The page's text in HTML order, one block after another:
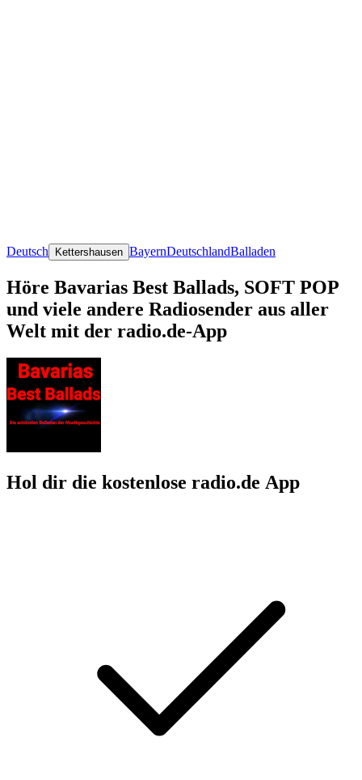
Deutsch Kettershausen BayernDeutschlandBalladen
Höre Bavarias Best Ballads, SOFT POP
und viele andere Radiosender aus aller
Welt mit der radio.de-App
Hol dir die kostenlose radio.de App